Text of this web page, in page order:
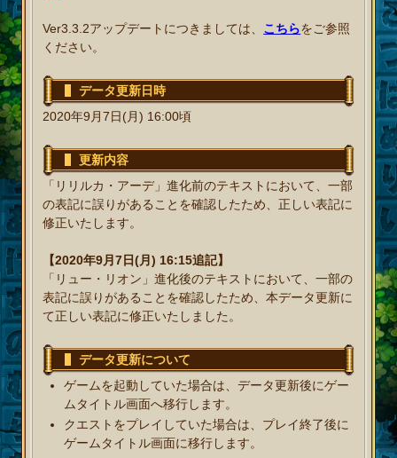
Ver3.3.2アップデートにつきましては、 こちらをご参照
ください。
データ更新日時
2020年9月7日(月) 16:00頃
更新内容
「リリルカ・アーデ」進化前のテキストにおいて、一部
の表記に誤りがあることを確認したため、正しい表記に
修正いたします。
【2020年9月7日(月) 16:15追記】
「リュー・リオン」進化後のテキストにおいて、一部の
表記に誤りがあることを確認したため、本データ更新に
て正しい表記に修正いたしました。
データ更新について
ゲームを起動していた場合は、データ更新後にゲー
ムタイトル画面へ移行します。
クエストをプレイしていた場合は、プレイ終了後に
ゲームタイトル画面に移行します。